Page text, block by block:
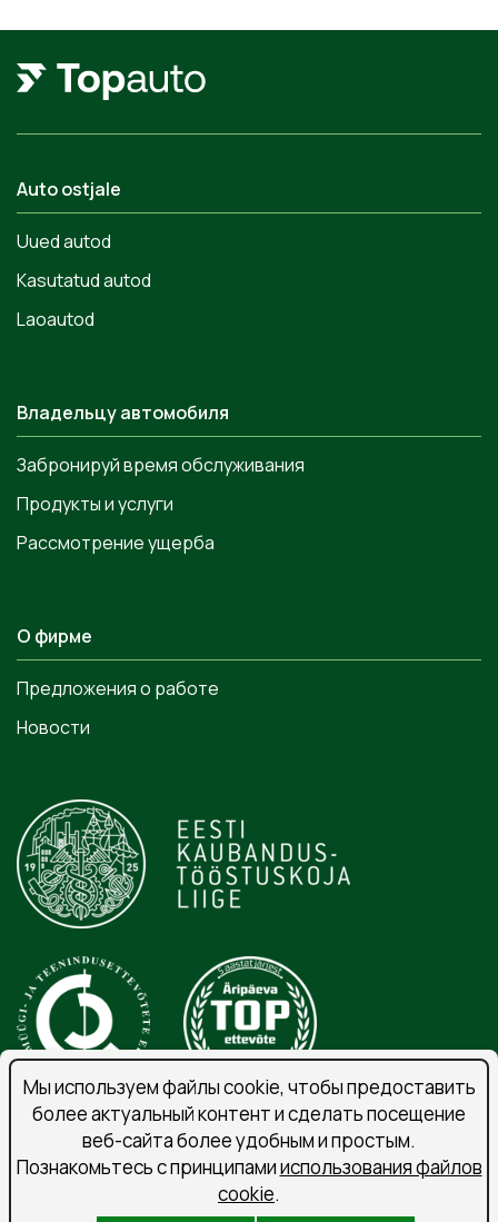
Auto ostjale
Uued autod
Kasutatud autod
Laoautod
Владельцу автомобиля
Забронируй время обслуживания
Продукты и услуги
Рассмотрение ущерба
О фирме
Предложения о работе
Новости
Порядок обработки личных данных
Подпишитесь на рассылку
Мы используем файлы cookie, чтобы предоставить
более актуальный контент и сделать посещение
веб-сайта более удобным и простым.
Познакомьтесь с принципамииспользования файлов
cookie.